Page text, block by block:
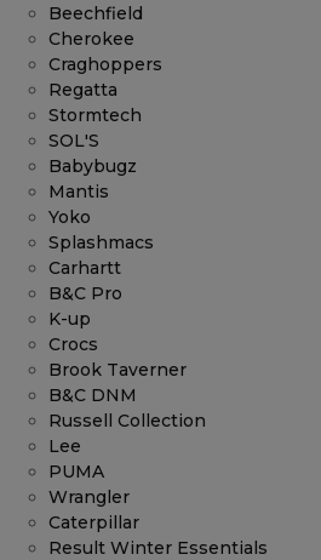
Beechfield
Cherokee
Craghoppers
Regatta
Stormtech
SOL'S
Babybugz
Mantis
Yoko
Splashmacs
Carhartt
B&C Pro
K-up
Crocs
Brook Taverner
B&C DNM
Russell Collection
Lee
PUMA
Wrangler
Caterpillar
Result Winter Essentials